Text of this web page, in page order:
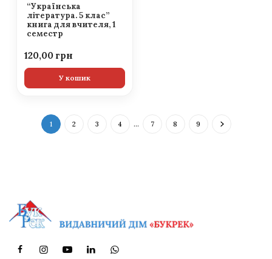
“Українська
література. 5 клас”
книга для вчителя, 1
семестр
120,00
У кошик
1 2 3 4 … 7 8 9